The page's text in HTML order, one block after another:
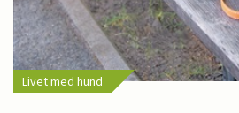
Livet med hund